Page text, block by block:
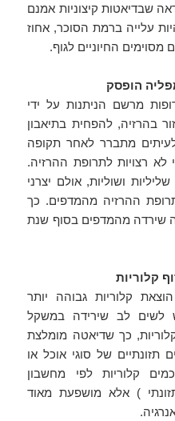
שבדיאטות קיצוניות אמנם
עלייה ברמת הסוכר, אחוז
החיוניים לגוף.
הופסק
מרשם הניתנות על ידי
בהרזיה, להפחית בתיאבון
מתברר לאחר תקופה
לא רצויות לתרופת ההרזיה.
ושוליות, אולם יצרני
ההרזיה מהמדפים. כך
שירדה מהמדפים בסוף שנת
קלוריות
קלוריות גבוהה יותר
לשים לב שירידה במשקל
כך שדיאטה מומלצת
תזונתיים של סוגי אוכל או
קלוריות לפי מחשבון
) אלא מושפעת מאוד